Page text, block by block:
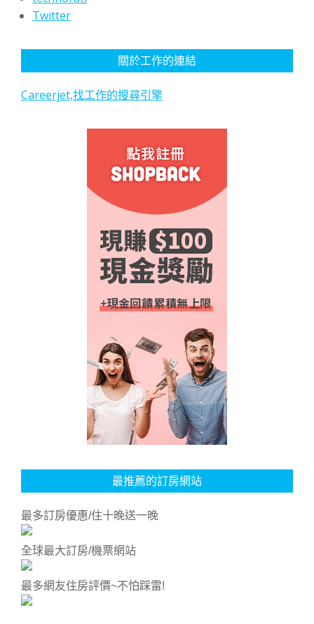
Twitter
關於工作的連結
Careerjet,找工作的搜尋引擎
最推薦的訂房網站
最多訂房優惠/住十晚送一晚
全球最大訂房/機票網站
最多網友住房評價~不怕踩雷!